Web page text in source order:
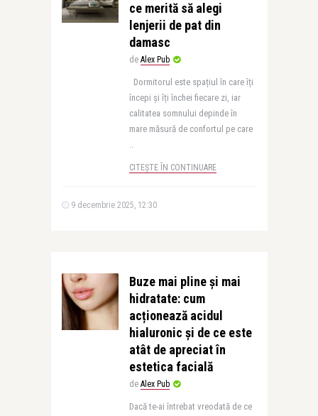
ce merită să alegi
lenjerii de pat din
damasc
de Alex Pub
Dormitorul este spațiul în care îți
începi și îți închei fiecare zi, iar
calitatea somnului depinde în
mare măsură de confortul pe care
..
CITEȘTE ÎN CONTINUARE
9 decembrie 2025, 12:30
Buze mai pline și mai
hidratate: cum
acționează acidul
hialuronic și de ce este
atât de apreciat în
estetica facială
de Alex Pub
Dacă te-ai întrebat vreodată de ce